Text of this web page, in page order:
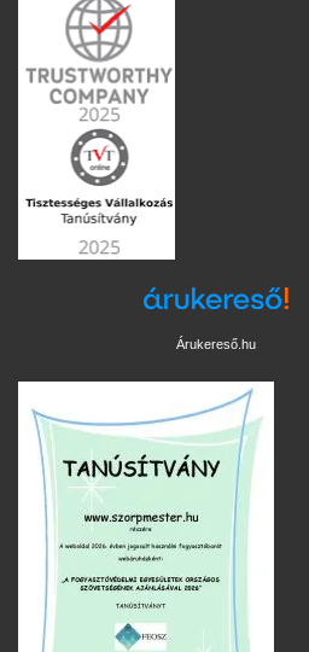
Árukereső.hu